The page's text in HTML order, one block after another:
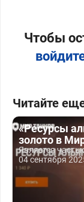
Чтобы
Читайте
«Ресурсы
золото в
Является
04 сентября